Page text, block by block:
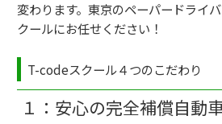
変わります。東京のペーパードライ
クールにお任せください！
T-codeスクール４つのこだわり
１：安心の完全補償自動